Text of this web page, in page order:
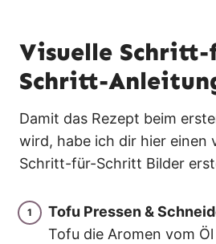
Visuelle
Schritt-
Damit das Rezept beim
wird, habe ich dir hier einen
Schritt-für-Schritt Bilder
Tofu Pressen &
Tofu die Aromen vom